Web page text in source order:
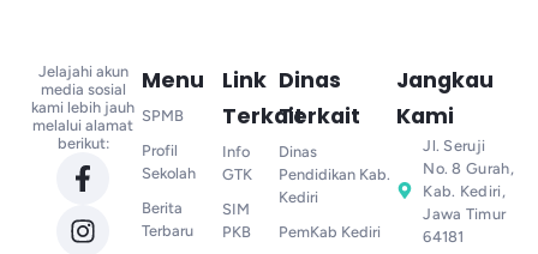
Jelajahi akun
media sosial
kami lebih jauh
melalui alamat
berikut:
Menu
SPMB
Profil
Sekolah
Berita
Terbaru
Link
Terkait
Info
GTK
SIM
PKB
Dinas
Terkait
Dinas
Pendidikan Kab.
Kediri
PemKab Kediri
Jangkau
Kami
Jl. Seruji
No. 8 Gurah,
Kab. Kediri,
Jawa Timur
64181